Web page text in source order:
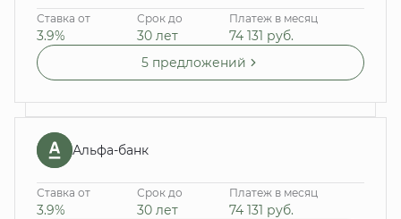
Ставка от
3.9%
Срок до
30 лет
Платеж в месяц
74 131 руб.
5 предложений
Альфа-банк
Ставка от
3.9%
Срок до
30 лет
Платеж в месяц
74 131 руб.